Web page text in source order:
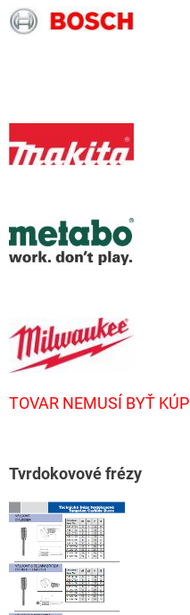
TOVAR NEMUSÍ BYŤ
Tvrdokovové frézy